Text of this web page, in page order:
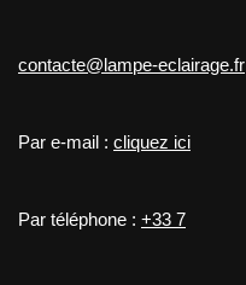
contacte@lampe-eclairage.fr
Par e-mail : cliquez ici
Par téléphone : +33 7